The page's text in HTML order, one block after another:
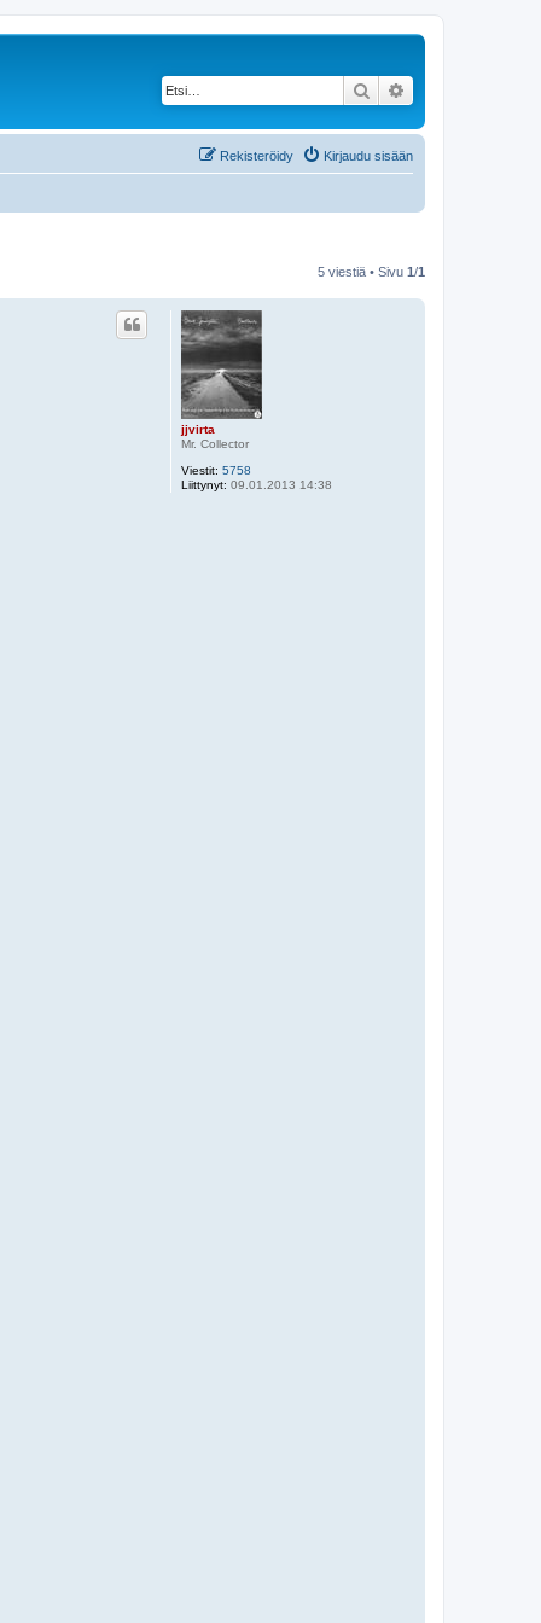
Etsi
Kirjaudu sisään
Rekisteröidy
5 viestiä • Sivu 1/1
jjvirta
Mr. Collector
Viestit: 5758
Liittynyt: 09.01.2013 14:38